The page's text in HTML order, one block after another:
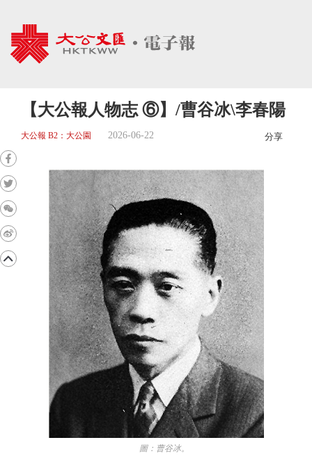
【大公報人物志 ⑥】/曹谷冰\李春陽
大公報 B2：大公園 2026-06-22 分享
圖：曹谷冰。